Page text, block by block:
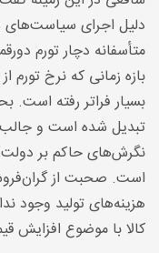
دلیل اجرای سیاست‌های
متأسفانه دچار تورم
بسیار فراتر رفته است.
تبدیل شده است و
نگرش‌های حاکم بر
است. صحبت از
هزینه‌های تولید وجود
کالا با موضوع افزایش